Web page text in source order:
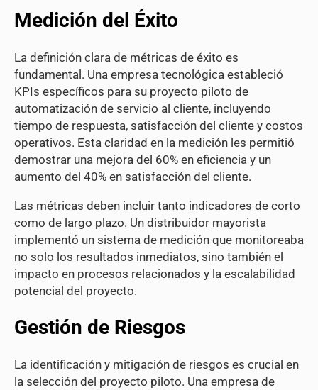
Medición del Éxito
La definición clara de métricas de éxito es
fundamental. Una empresa tecnológica estableció
KPIs específicos para su proyecto piloto de
automatización de servicio al cliente, incluyendo
tiempo de respuesta, satisfacción del cliente y costos
operativos. Esta claridad en la medición les permitió
demostrar una mejora del 60% en eficiencia y un
aumento del 40% en satisfacción del cliente.
Las métricas deben incluir tanto indicadores de corto
como de largo plazo. Un distribuidor mayorista
implementó un sistema de medición que monitoreaba
no solo los resultados inmediatos, sino también el
impacto en procesos relacionados y la escalabilidad
potencial del proyecto.
Gestión de Riesgos
La identificación y mitigación de riesgos es crucial en
la selección del proyecto piloto. Una empresa de